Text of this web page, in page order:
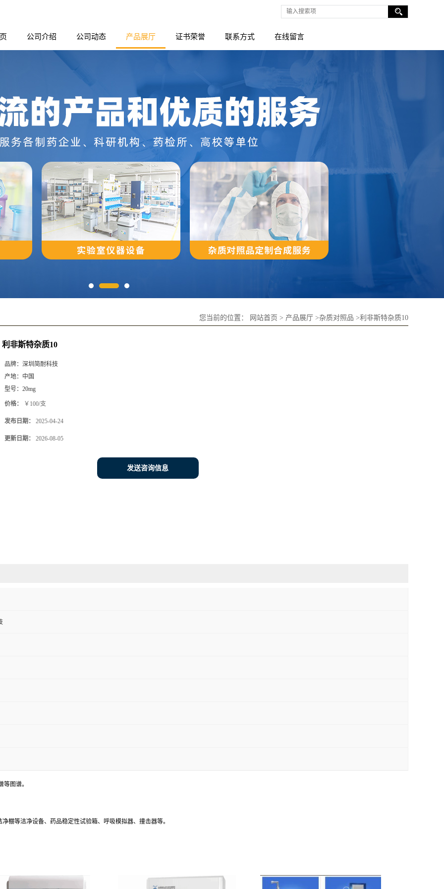
公司介绍 公司动态 产品展厅 证书荣誉 联系方式 在线留言
您当前的位置： 网站首页 > 产品展厅 >杂质对照品 >利非斯特杂质10
利非斯特杂质10
品牌： 深圳简耐科技
产地： 中国
型号： 20mg
价格： ￥100/支
发布日期： 2025-04-24
更新日期： 2026-08-05
发送咨询信息
图谱。
棚等洁净设备、药品稳定性试验箱、呼吸模拟器、撞击器等。